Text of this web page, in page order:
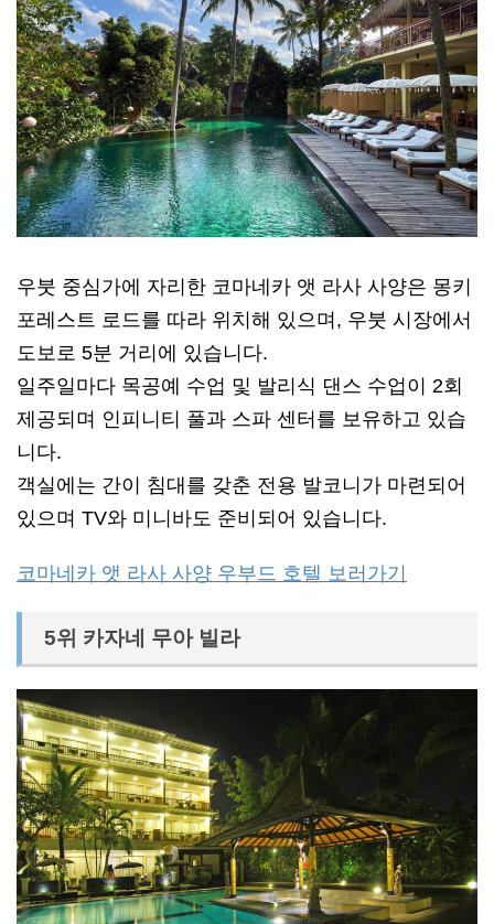
우붓 중심가에 자리한 코마네카 앳 라사 사양은 몽키
포레스트 로드를 따라 위치해 있으며, 우붓 시장에서
도보로 5분 거리에 있습니다.
일주일마다 목공예 수업 및 발리식 댄스 수업이 2회
제공되며 인피니티 풀과 스파 센터를 보유하고 있습
니다.
객실에는 간이 침대를 갖춘 전용 발코니가 마련되어
있으며 TV와 미니바도 준비되어 있습니다.
코마네카 앳 라사 사양 우부드 호텔 보러가기
5위 카자네 무아 빌라